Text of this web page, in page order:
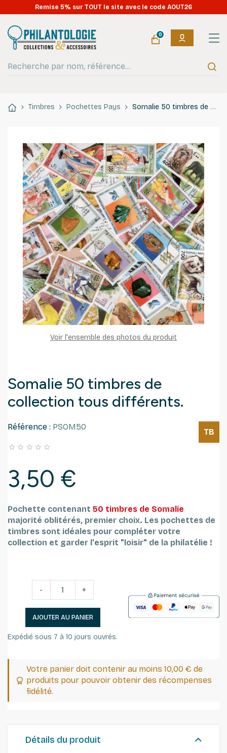
Remise 5% sur TOUT le site avec le code AOUT26
0
Timbres Pochettes Pays Somalie 50 timbres de collection tous différents.
Voir l'ensemble des photos du produit
Somalie 50 timbres de
collection tous différents.
Référence : PSOM50
TB
    
3,50 €
Pochette contenant 50 timbres de Somalie
majorité oblitérés, premier choix. Les pochettes de
timbres sont idéales pour compléter votre
collection et garder l'esprit "loisir" de la philatélie !
- +
AJOUTER AU PANIER
Expédié sous 7 à 10 jours ouvrés.
Votre panier doit contenir au moins 10,00 € de
produits pour pouvoir obtenir des récompenses
fidélité.
Détails du produit